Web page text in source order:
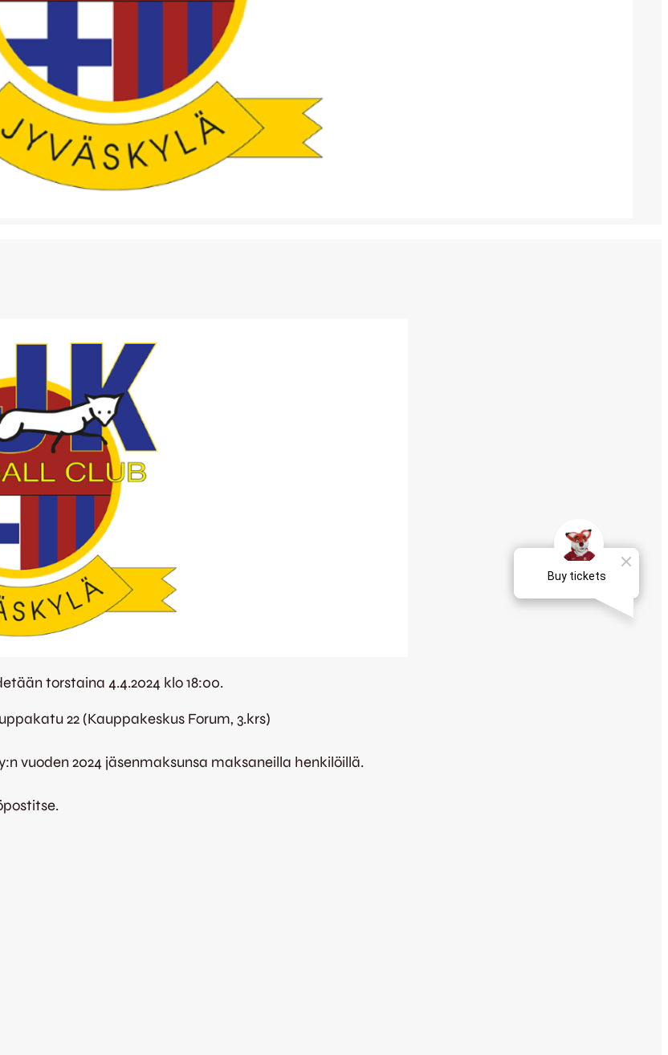
torstaina 4.4.2024 klo 18:00.
22 (Kauppakeskus Forum, 3.krs)
vuoden 2024 jäsenmaksunsa maksaneilla henkilöillä.